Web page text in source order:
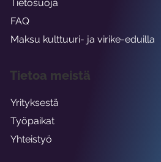
Tietosuoja
FAQ
Maksu kulttuuri- ja virike-eduilla
Tietoa meistä
Yrityksestä
Työpaikat
Yhteistyö